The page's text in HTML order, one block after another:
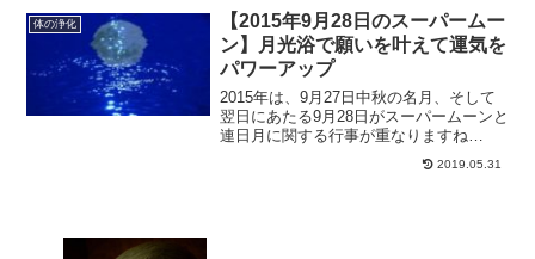
て片付ける気持ちで今から過ごしてみま
せんか？
体の浄化
【2015年9月28日のスーパームー
ン】月光浴で願いを叶えて運気を
パワーアップ
2015年は、9月27日中秋の名月、そして
翌日にあたる9月28日がスーパームーンと
連日月に関する行事が重なりますね
(^^ 満月は、ただでさえ月のパワーが最
大になる日ですが、スーパームーンにな
2019.05.31